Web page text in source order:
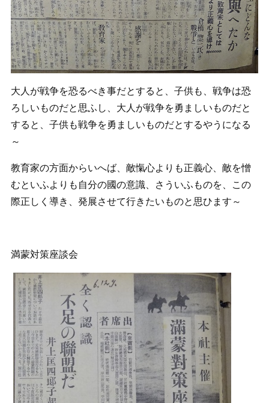
大人が戦争を恐るべき事だとすると、子供も、戦争は恐
ろしいものだと思ふし、大人が戦争を勇ましいものだと
すると、子供も戦争を勇ましいものだとするやうになる
～
教育家の方面からいへば、敵愾心よりも正義心、敵を憎
むといふよりも自分の國の意識、さういふものを、この
際正しく導き、発展させて行きたいものと思ひます～
満蒙対策座談会